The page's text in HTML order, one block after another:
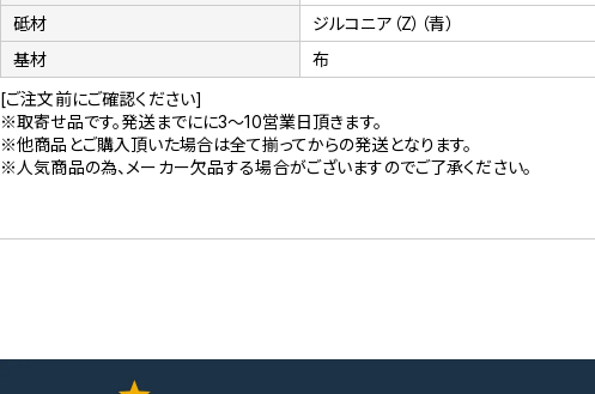
砥材
ジルコニア（Z）（青）
基材
布
[ご注文前にご確認ください]
※取寄せ品です。発送までにに3～10営業日頂きます。
※他商品とご購入頂いた場合は全て揃ってからの発送となります。
※人気商品の為、メーカー欠品する場合がございますのでご了承ください。